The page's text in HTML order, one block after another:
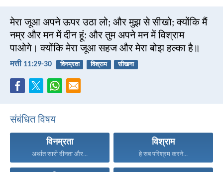
मेरा जूआ अपने ऊपर उठा लो; और मुझ से सीखो; क्योंकि मैं
नम्र और मन में दीन हूं: और तुम अपने मन में विश्राम
पाओगे। क्योंकि मेरा जूआ सहज और मेरा बोझ हल्का है॥
मत्ती 11:29-30 विनम्रता विश्राम सीखना
संबंधित विषय
विनम्रता
अर्थात सारी दीनता और...
विश्राम
हे सब परिश्रम करने...